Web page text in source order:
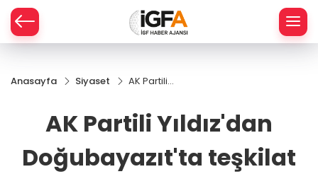
Anasayfa Siyaset
AK Partili
teşkilat ziyareti
AK Partili Yıldız'dan
Doğubayazıt'ta teşkilat